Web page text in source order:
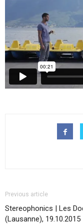
Previous article
Stereophonics | Les
(Lausanne), 19.10.2015